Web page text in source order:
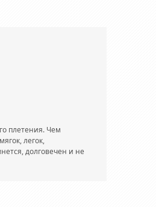
плетения. Чем
легок,
долговечен и не